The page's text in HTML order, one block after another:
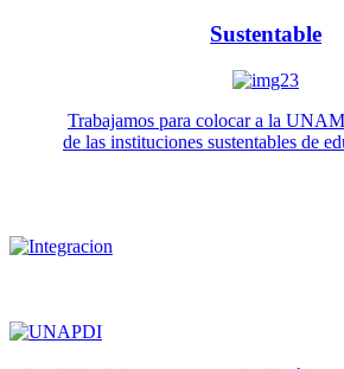
Sustentable
Trabajamos para colocar a la
de las instituciones sustentables de